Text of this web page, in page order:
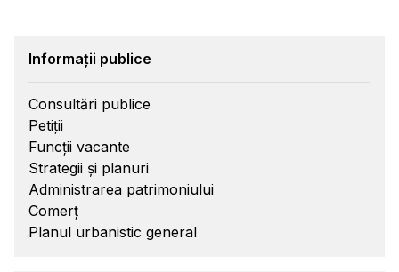
Informații publice
Consultări publice
Petiții
Funcții vacante
Strategii și planuri
Administrarea patrimoniului
Comerț
Planul urbanistic general